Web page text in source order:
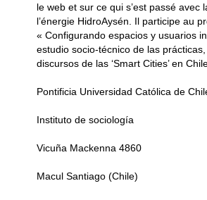
le web et sur ce qui s’est passé avec
l’énergie HidroAysén. Il participe au
« Configurando espacios y usuarios
estudio socio-técnico de las
discursos de las ‘Smart Cities’ en
Pontificia Universidad Católica de
Instituto de sociología
Vicuña Mackenna 4860
Macul Santiago (Chile)